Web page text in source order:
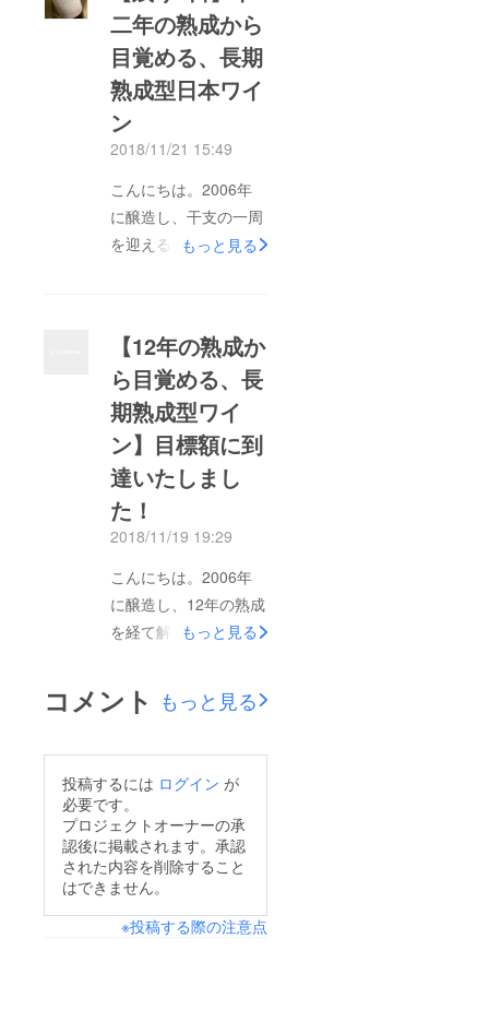
二年の熟成から
目覚める、長期
熟成型日本ワイ
ン
2018/11/21 15:49
こんにちは。2006年
に醸造し、干支の一周
を迎える今年、遂に解
ご披露出来ることを、
大変嬉しく感じており
ます。CAMPFIREでの
掲載も残り2日となり
ましたが、多くの暖か
いご支援を頂戴し、無
事目標額の達成も果た
すことが出来ました。
2018年も終わりに近
づいており、同窓会な
ど様々なイベントが多
が皆さまの特別なシー
おります。
もっと見る
【12年の熟成か
ら目覚める、長
期熟成型ワイ
ン】目標額に到
達いたしまし
た！
2018/11/19 19:29
こんにちは。2006年
に醸造し、12年の熟成
を経て解禁となる『タ
の暖かいご支援によ
り、先日目標額に到達
ムワインを味わってい
ただけることに、感謝
と喜びを感じておりま
す。掲載終了まで残り
人でも多くの方々にタ
もっと見る
コメント もっと見る
投稿するには ログイン が
必要です。
プロジェクトオーナーの承
認後に掲載されます。承認
された内容を削除すること
はできません。
※投稿する際の注意点